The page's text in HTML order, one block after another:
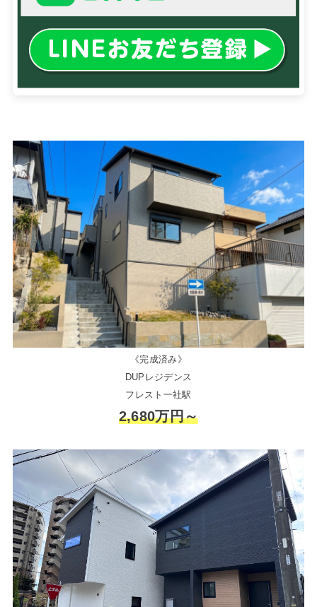
《完成済み》
DUPレジデンス
フレスト一社駅
2,680万円～